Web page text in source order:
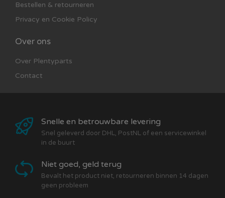
Bestellen & retourneren
Privacy en Cookie Policy
Over ons
Over Plentyparts
Contact
Snelle en betrouwbare levering
Snel geleverd door DHL, PostNL of een servicewinkel
in de buurt
Niet goed, geld terug
Bevalt het product niet, retourneren binnen 14 dagen
geen probleem